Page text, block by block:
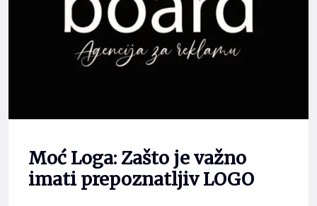
Moć Loga: Zašto je važno
imati prepoznatljiv LOGO